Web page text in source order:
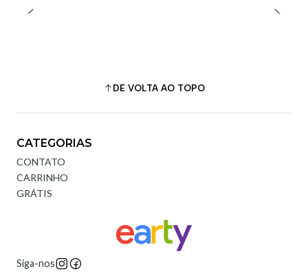
DE VOLTA AO TOPO
CATEGORIAS
CONTATO
CARRINHO
GRÁTIS
Siga-nos